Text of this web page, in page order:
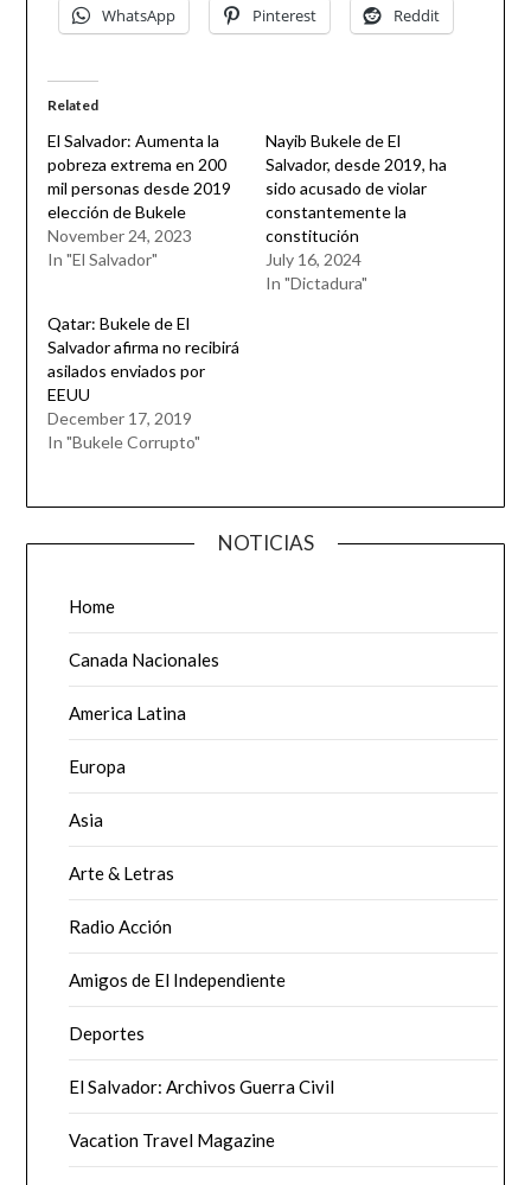
WhatsApp Pinterest Reddit
Related
El Salvador: Aumenta la
pobreza extrema en 200
mil personas desde 2019
elección de Bukele
November 24, 2023
In "El Salvador"
Nayib Bukele de El
Salvador, desde 2019, ha
sido acusado de violar
constantemente la
constitución
July 16, 2024
In "Dictadura"
Qatar: Bukele de El
Salvador afirma no recibirá
asilados enviados por
EEUU
December 17, 2019
In "Bukele Corrupto"
NOTICIAS
Home
Canada Nacionales
America Latina
Europa
Asia
Arte & Letras
Radio Acción
Amigos de El Independiente
Deportes
El Salvador: Archivos Guerra Civil
Vacation Travel Magazine